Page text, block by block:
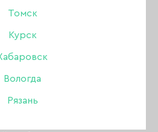
Томск
Курск
Вологда
Рязань
для наращивания